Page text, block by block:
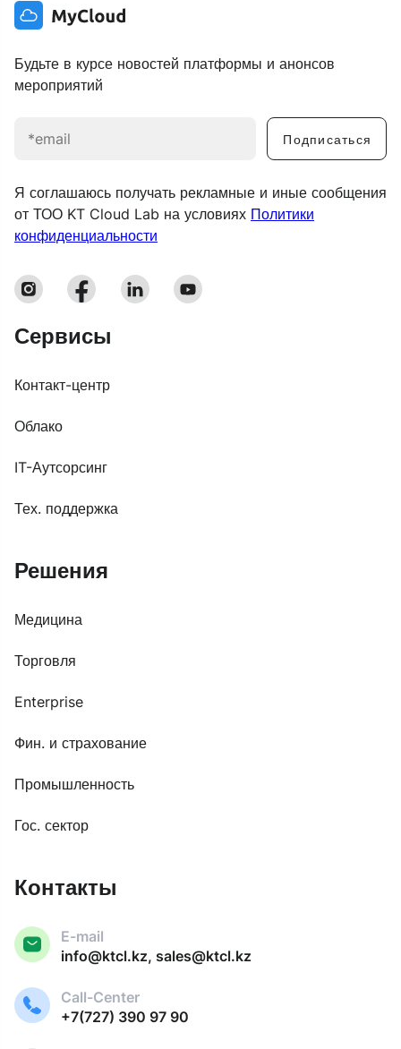
Будьте в курсе новостей платформы и анонсов
мероприятий
Подписаться
Я соглашаюсь получать рекламные и иные сообщения
от ТОО KT Cloud Lab на условиях Политики
конфиденциальности
Сервисы
Контакт-центр
Облако
IT-Аутсорсинг
Тех. поддержка
Решения
Медицина
Торговля
Enterprise
Фин. и страхование
Промышленность
Гос. сектор
Контакты
E-mail
info@ktcl.kz, sales@ktcl.kz
Call-Center
+7(727) 390 97 90